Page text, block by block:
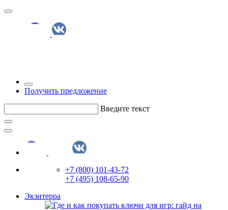
Получить предложение
Введите текст
+7 (800) 101-43-72
+7 (495) 108-65-90
Экзитерра